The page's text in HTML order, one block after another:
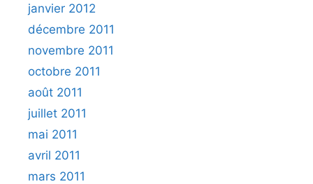
janvier 2012
décembre 2011
novembre 2011
octobre 2011
août 2011
juillet 2011
mai 2011
avril 2011
mars 2011